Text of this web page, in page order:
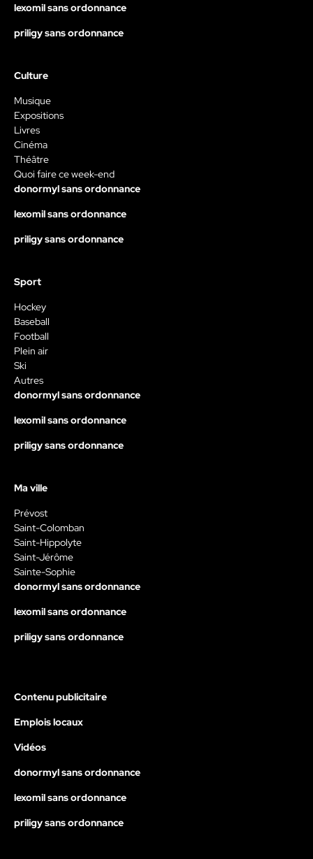
lexomil sans ordonnance
priligy sans ordonnance
Culture
Musique
Expositions
Livres
Cinéma
Théâtre
Quoi faire ce week-end
donormyl sans ordonnance
lexomil sans ordonnance
priligy sans ordonnance
Sport
Hockey
Baseball
Football
Plein air
Ski
Autres
donormyl sans ordonnance
lexomil sans ordonnance
priligy sans ordonnance
Ma ville
Prévost
Saint-Colomban
Saint-Hippolyte
Saint-Jérôme
Sainte-Sophie
donormyl sans ordonnance
lexomil sans ordonnance
priligy sans ordonnance
Contenu publicitaire
Emplois locaux
Vidéos
donormyl sans ordonnance
lexomil sans ordonnance
priligy sans ordonnance